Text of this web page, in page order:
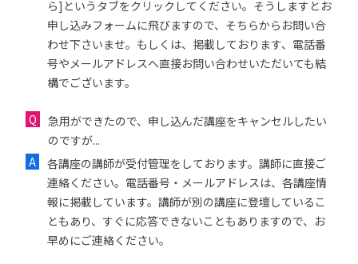
ら]というタブをクリックしてください。そうしますとお
申し込みフォームに飛びますので、そちらからお問い合
わせ下さいませ。もしくは、掲載しております、電話番
号やメールアドレスへ直接お問い合わせいただいても結
構でございます。
急用ができたので、申し込んだ講座をキャンセルしたい
のですが...
各講座の講師が受付管理をしております。講師に直接ご
連絡ください。電話番号・メールアドレスは、各講座情
報に掲載しています。講師が別の講座に登壇しているこ
ともあり、すぐに応答できないこともありますので、お
早めにご連絡ください。